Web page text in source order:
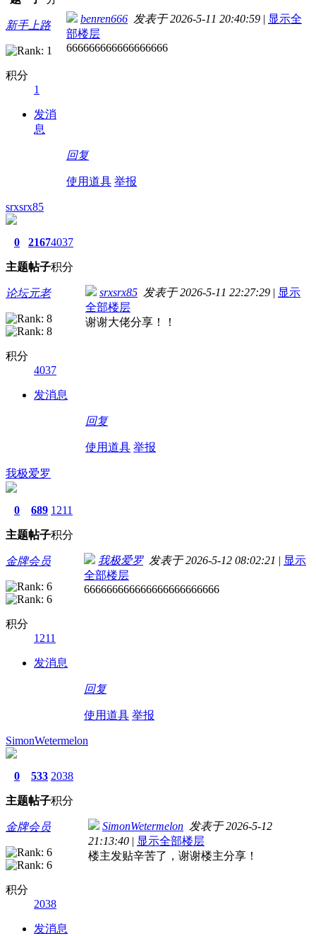
新手上路
积分
1
发消
息
benren666 发表于 2026-5-11 20:40:59 | 显示全
部楼层
666666666666666666
回复
使用道具 举报
srxsrx85
0
主题
2167
帖子
4037
积分
论坛元老
积分
4037
发消息
srxsrx85 发表于 2026-5-11 22:27:29 | 显示
全部楼层
谢谢大佬分享！！
回复
使用道具 举报
我极爱罗
0
主题
689
帖子
1211
积分
金牌会员
积分
1211
发消息
我极爱罗发表于 2026-5-12 08:02:21 | 显示
全部楼层
666666666666666666666666
回复
使用道具 举报
SimonWetermelon
0
主题
533
帖子
2038
积分
金牌会员
积分
2038
发消息
SimonWetermelon 发表于 2026-5-12
21:13:40 | 显示全部楼层
楼主发贴辛苦了，谢谢楼主分享！